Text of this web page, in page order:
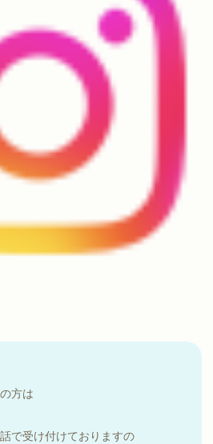
方は
で受け付けておりますの